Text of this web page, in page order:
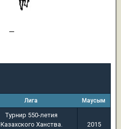
—
Лига Маусым
Турнир 550-летия
Казахского Ханства.
2015